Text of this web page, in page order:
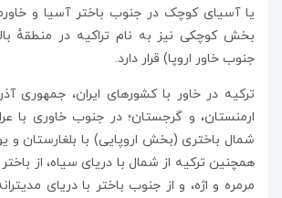
یا آسیای کوچک در جنوب باختر آسیا و
بخش کوچکی نیز به نام تراکیه در منطقهٔ
جنوب خاور اروپا) قرار دارد.
ترکیه در خاور با کشورهای ایران، جمهوری
ارمنستان، و گرجستان؛ در جنوب خاوری با
شمال باختری (بخش اروپایی) با بلغارستان و
همچنین ترکیه از شمال با دریای سیاه، از
مرمره و اژه، و از جنوب باختر با دریای